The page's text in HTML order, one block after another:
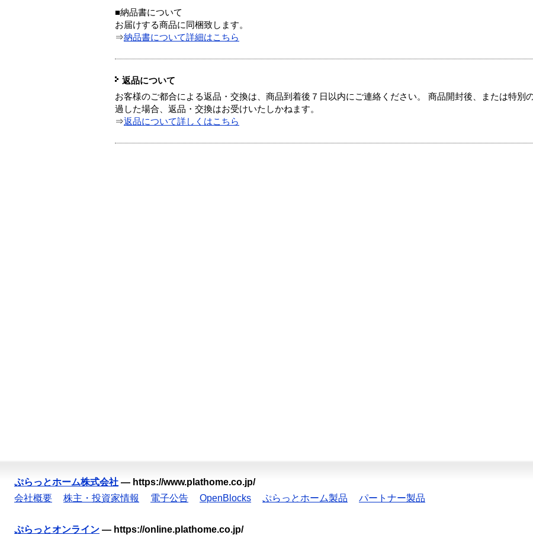
■納品書について
お届けする商品に同梱致します。
⇒納品書について詳細はこちら
返品について
お客様のご都合による返品・交換は、商品到着後７日以内にご連絡ください。 商品開封後、または特別
過した場合、返品・交換はお受けいたしかねます。
⇒返品について詳しくはこちら
ぷらっとホーム株式会社 — https://www.plathome.co.jp/
会社概要
株主・投資家情報 電子公告 OpenBlocks ぷらっとホーム製品 パートナー製品
ぷらっとオンライン — https://online.plathome.co.jp/